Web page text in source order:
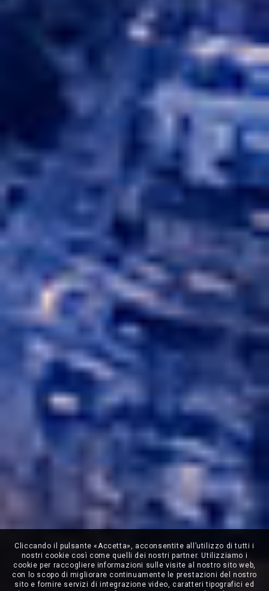
Cliccando il pulsante «Accetta», acconsentite all’utilizzo di tutti i
nostri cookie così come quelli dei nostri partner. Utilizziamo i
cookie per raccogliere informazioni sulle visite al nostro sito web,
con lo scopo di migliorare continuamente le prestazioni del nostro
sito e fornire servizi di integrazione video, caratteri tipografici ed